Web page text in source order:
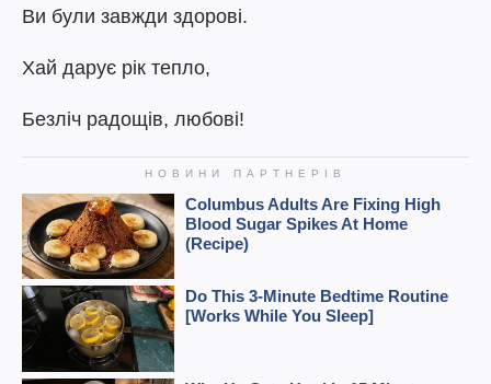
Ви були завжди здорові.
Хай дарує рік тепло,
Безліч радощів, любові!